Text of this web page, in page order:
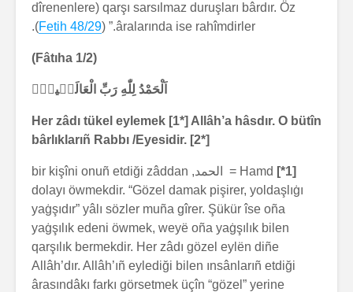
dîrenenlere) qarşı sarsılmaz duruşları bârdır. Öz
âralarında ise rahîmdirler.” (
Fetih 48/29
).
(Fâtıha 1/2)
اَلْحَمْدُ لِلّٰهِ رَبِّ الْعَالَم۪ينَۙ
Her zâdı tükel eylemek [1*] Allâh’a hâsdır. O bütîn
bârlıklarıñ Rabbı /Eyesidir. [2*]
[1*]
Hamd = الحمد, bir kişîni onuñ etdiği zâddan
dolayı öwmekdir. “Gözel damak pişirer, yoldaşlıġı
yaġşıdır” yâlı sözler muña gîrer. Şükür îse oña
yaġşılık edeni öwmek, weyë oña yaġşılık bilen
qarşılık bermekdir. Her zâdı gözel eylën diñe
Allâh’dır. Allâh’ıñ eylediği bilen ınsânlarıñ etdiği
ârasındâkı farkı görsetmek üçîn “gözel” yerine